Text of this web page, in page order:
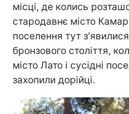
місці, де колись
стародавнє місто
поселення тут з'явилися
бронзового століття,
місто Лато і сусідні
захопили дорійці.